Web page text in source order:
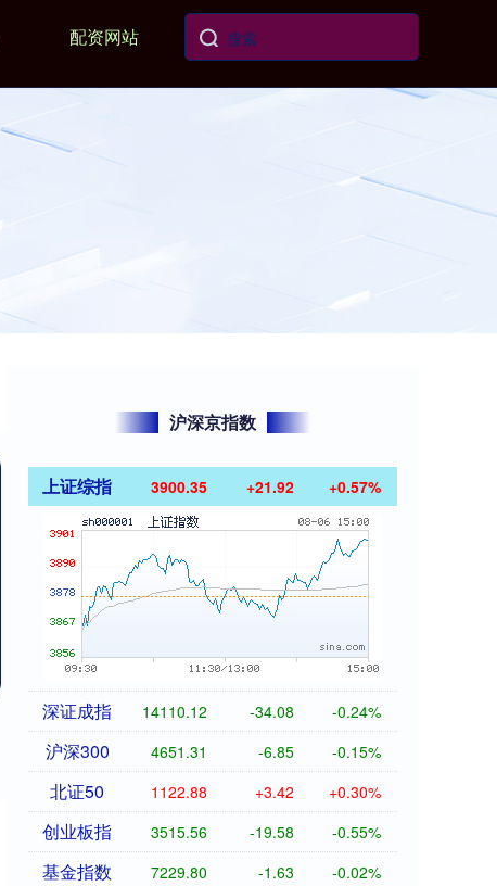
配资网站
沪深京指数
上证综指 3900.35 +21.92 +0.57%
深证成指 14110.12 -34.08 -0.24%
沪深300 4651.31 -6.85 -0.15%
北证50 1122.88 +3.42 +0.30%
创业板指 3515.56 -19.58 -0.55%
基金指数 7229.80 -1.63 -0.02%